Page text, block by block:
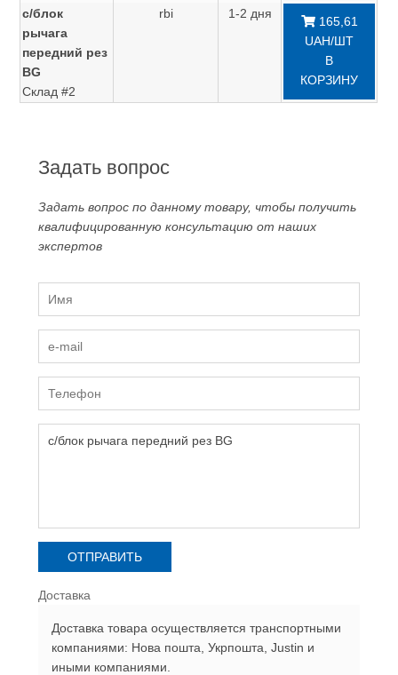
с/блок
рычага
передний рез
BG
Склад #2
rbi 1-2 дня
165,61
UAH/ШТ
В
КОРЗИНУ
Задать вопрос
Задать вопрос по данному товару, чтобы получить
квалифицированную консультацию от наших
экспертов
Доставка
Доставка товара осуществляется транспортными
компаниями: Нова пошта, Укрпошта, Justin и
иными компаниями.